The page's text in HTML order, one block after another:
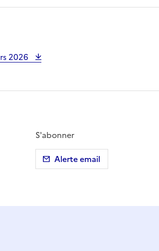
2026
le presse-papier
S'abonner
Alerte email